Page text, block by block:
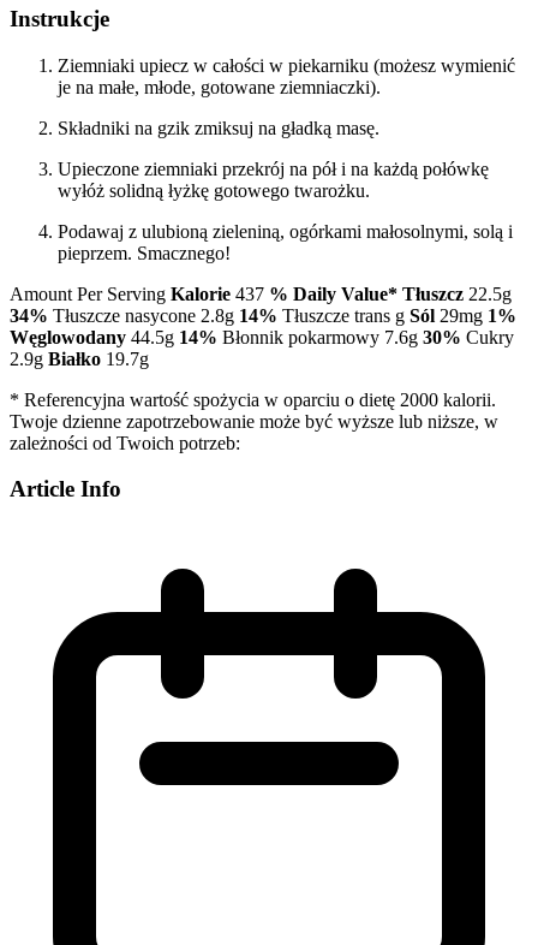
Instrukcje
Ziemniaki upiecz w całości w piekarniku (możesz wymienić
je na małe, młode, gotowane ziemniaczki).
Składniki na gzik zmiksuj na gładką masę.
Upieczone ziemniaki przekrój na pół i na każdą połówkę
wyłóż solidną łyżkę gotowego twarożku.
Podawaj z ulubioną zieleniną, ogórkami małosolnymi, solą i
pieprzem. Smacznego!
Amount Per Serving Kalorie 437 % Daily Value* Tłuszcz 22.5g
34% Tłuszcze nasycone 2.8g 14% Tłuszcze trans g Sól 29mg 1%
Węglowodany 44.5g 14% Błonnik pokarmowy 7.6g 30% Cukry
2.9g Białko 19.7g
* Referencyjna wartość spożycia w oparciu o dietę 2000 kalorii.
Twoje dzienne zapotrzebowanie może być wyższe lub niższe, w
zależności od Twoich potrzeb:
Article Info